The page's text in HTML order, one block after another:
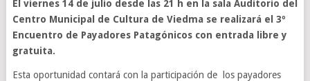
El viernes 14 de julio desde las 21 h en la sala Auditorio del
Centro Municipal de Cultura de Viedma se realizará el 3º
Encuentro de Payadores Patagónicos con entrada libre y
gratuita.
Esta oportunidad contará con la participación de los payadores